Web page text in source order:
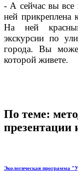
- А сейчас вы все
ней прикреплена
На ней
экскурсии по
города. Вы
которой живете.
По теме:
презентации
Экологическая программа